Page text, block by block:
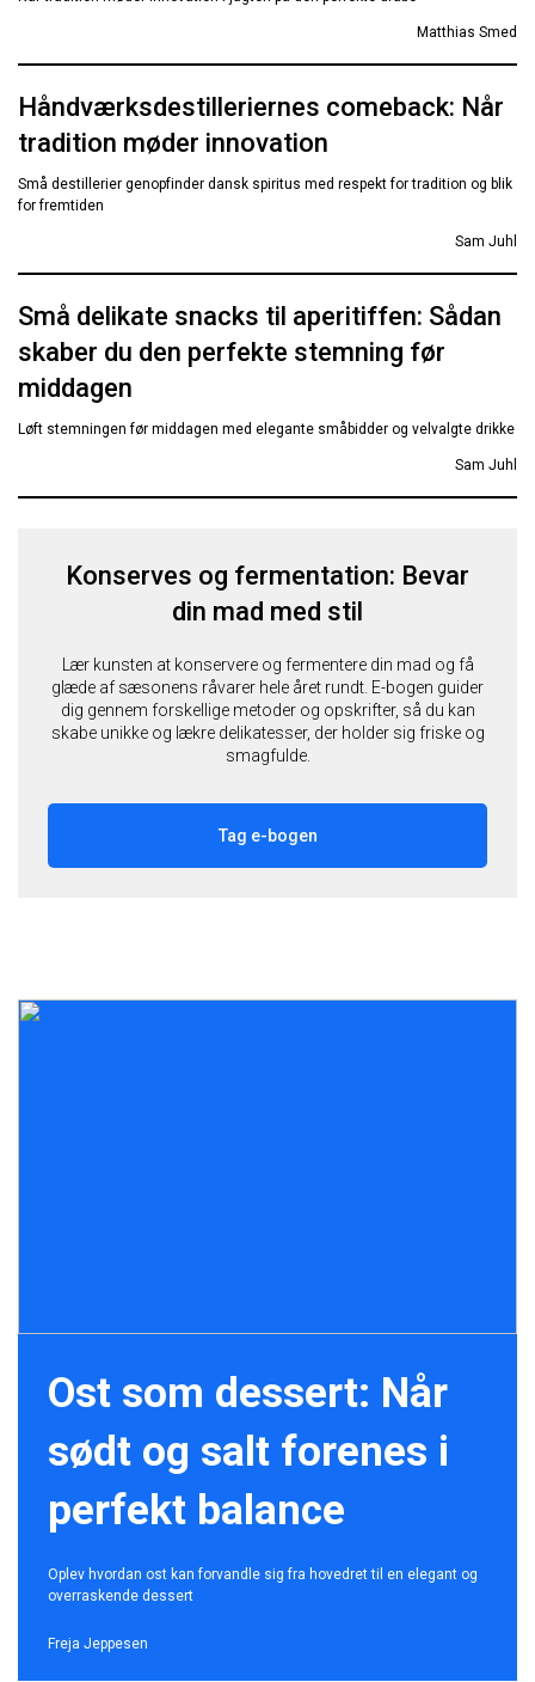
Matthias Smed
Håndværksdestilleriernes comeback: Når
tradition møder innovation
Små destillerier genopfinder dansk spiritus med respekt for tradition og blik
for fremtiden
Sam Juhl
Små delikate snacks til aperitiffen: Sådan
skaber du den perfekte stemning før
middagen
Løft stemningen før middagen med elegante småbidder og velvalgte drikke
Sam Juhl
Konserves og fermentation: Bevar
din mad med stil
Lær kunsten at konservere og fermentere din mad og få
glæde af sæsonens råvarer hele året rundt. E-bogen guider
dig gennem forskellige metoder og opskrifter, så du kan
skabe unikke og lækre delikatesser, der holder sig friske og
smagfulde.
Tag e-bogen
Ost som dessert: Når
sødt og salt forenes i
perfekt balance
Oplev hvordan ost kan forvandle sig fra hovedret til en elegant og
overraskende dessert
Freja Jeppesen